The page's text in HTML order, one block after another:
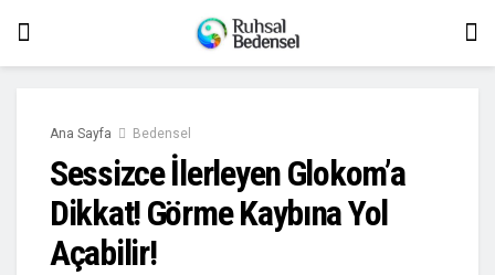
Ana Sayfa Bedensel
Sessizce İlerleyen Glokom’a
Dikkat! Görme Kaybına Yol
Açabilir!